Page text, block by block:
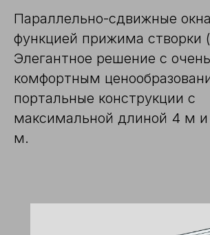
Параллельно-сдвижные
функцией прижима створки
Элегантное решение с очень
комфортным
портальные конструкции с
максимальной длиной 4 м и
м.